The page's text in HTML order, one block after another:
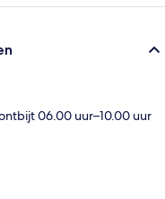
06.00 uur–10.00 uur